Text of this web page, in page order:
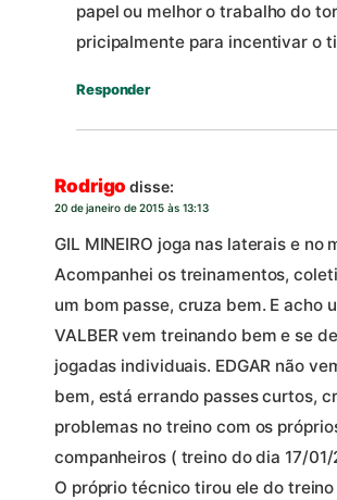
papel ou melhor o trabalho do
pricipalmente para incentivar o
Responder
Rodrigo disse:
20 de janeiro de 2015 às 13:13
GIL MINEIRO joga nas laterais e no
Acompanhei os treinamentos,
um bom passe, cruza bem. E acho
VALBER vem treinando bem e se
jogadas individuais. EDGAR não
bem, está errando passes curtos,
problemas no treino com os
companheiros ( treino do dia 17/01/
O próprio técnico tirou ele do